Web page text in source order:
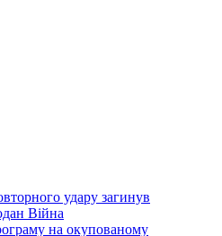
удару загинув
Війна
на окупованому